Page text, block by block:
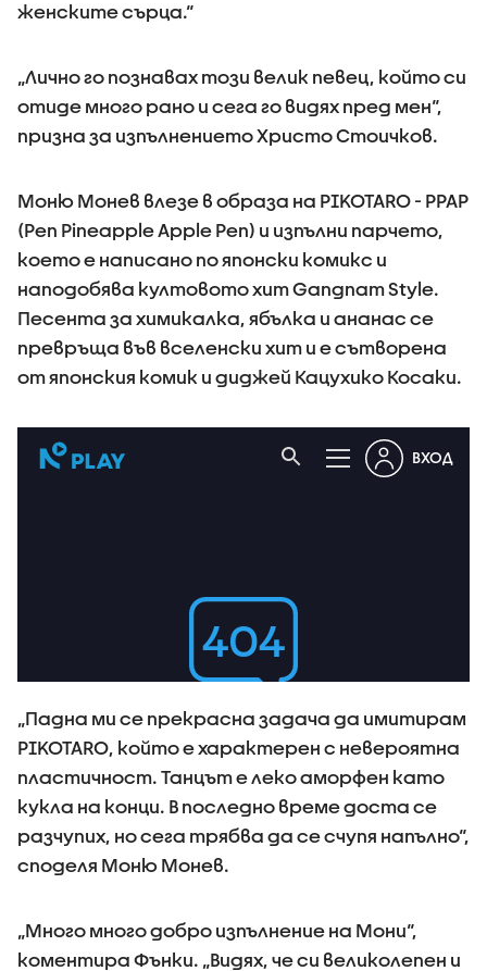
женските сърца.“
„Лично го познавах този велик певец, който си
отиде много рано и сега го видях пред мен“,
призна за изпълнението Христо Стоичков.
Моню Монев влезе в образа на PIKOTARO - PPAP
(Pen Pineapple Apple Pen) и изпълни парчето,
което е написано по японски комикс и
наподобява култовото хит Gangnam Style.
Песента за химикалка, ябълка и ананас се
превръща във вселенски хит и е сътворена
от японския комик и диджей Кацухико Косаки.
„Падна ми се прекрасна задача да имитирам
PIKOTARO, който е характерен с невероятна
пластичност. Танцът е леко аморфен като
кукла на конци. В последно време доста се
разчупих, но сега трябва да се счупя напълно“,
споделя Моню Монев.
„Много много добро изпълнение на Мони“,
коментира Фънки. „Видях, че си великолепен и